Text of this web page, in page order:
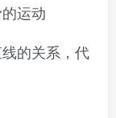
运动
的关系，代